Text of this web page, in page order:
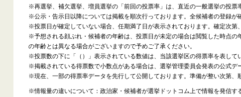
※再選挙、補欠選挙、増員選挙の「前回の投票率」は、直近の一般選挙の投票
※公示・告示日以降については掲載を順次行っております。全候補者の登録が
※投票日が確定していない場合、任期満了日が表示されております。確定次第
※予想される顔ぶれ・候補者の年齢は、投票日が未定の場合は閲覧した時点
の年齢とは異なる場合がございますので予めご了承ください。
※投票数の下に「（）」表示されている数値は、当該選挙区の得票率を表して
※掲載されている得票数で小数点がある場合は、選挙管理委員会発表の公式デ
※現在、一部の得票率データを先行して公開しております。準備が整い次第、
※情報量の違いについて：政治家・候補者が選挙ドットコム上で情報を発信す